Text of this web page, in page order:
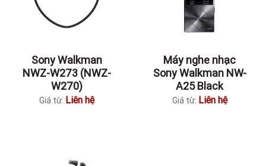
Sony Walkman
NWZ-W273 (NWZ-
W270)
Giá từ: Liên hệ
Máy nghe nhạc
Sony Walkman NW-
A25 Black
Giá từ: Liên hệ